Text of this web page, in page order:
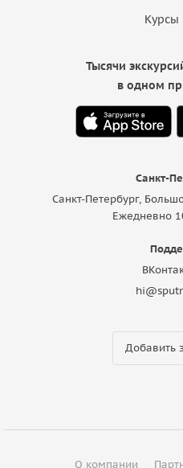
Курсы
Санкт-
Санкт-Петербург,
Ежедневно
Добавить
Тысячи
в одном
О компании